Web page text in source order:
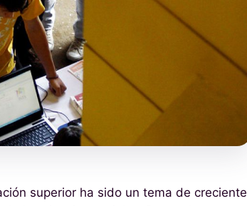
superior ha sido un tema de creciente